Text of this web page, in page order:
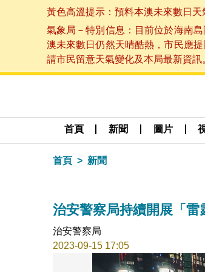
黃色高溫提示：預料本澳未來數日
氣象局－特別信息：目前位於海南
澳未來數日仍然天晴酷熱，市民應
請市民留意天氣變化及本局最新資
首頁 新聞 圖片
首頁 新聞
治安警察局持續開展「雷
治安警察局
2023-09-15 17:05